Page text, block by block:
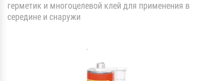
герметик и многоцелевой клей для применения в
середине и снаружи